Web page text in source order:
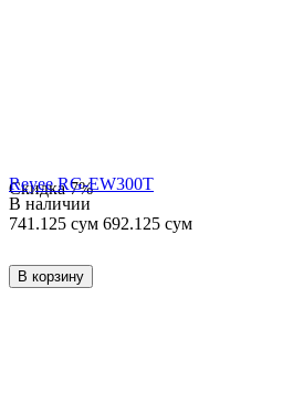
Скидка7%
Reyee RG-EW300T
В наличии
741.125 сум 692.125 сум
В корзину